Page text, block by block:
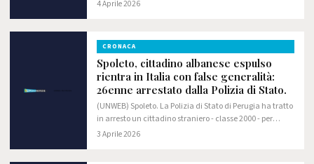
4 Aprile 2026
CRONACA
Spoleto, cittadino albanese espulso
rientra in Italia con false generalità:
26enne arrestato dalla Polizia di Stato.
(UNWEB) Spoleto. La Polizia di Stato di Perugia ha tratto
in arresto un cittadino straniero - classe 2000 - per
violazione della normativa sull'immigrazione; lo stesso
3 Aprile 2026